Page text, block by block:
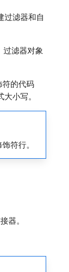
过滤器和自
过滤器对象
符的代码
小写。
符行。
器。